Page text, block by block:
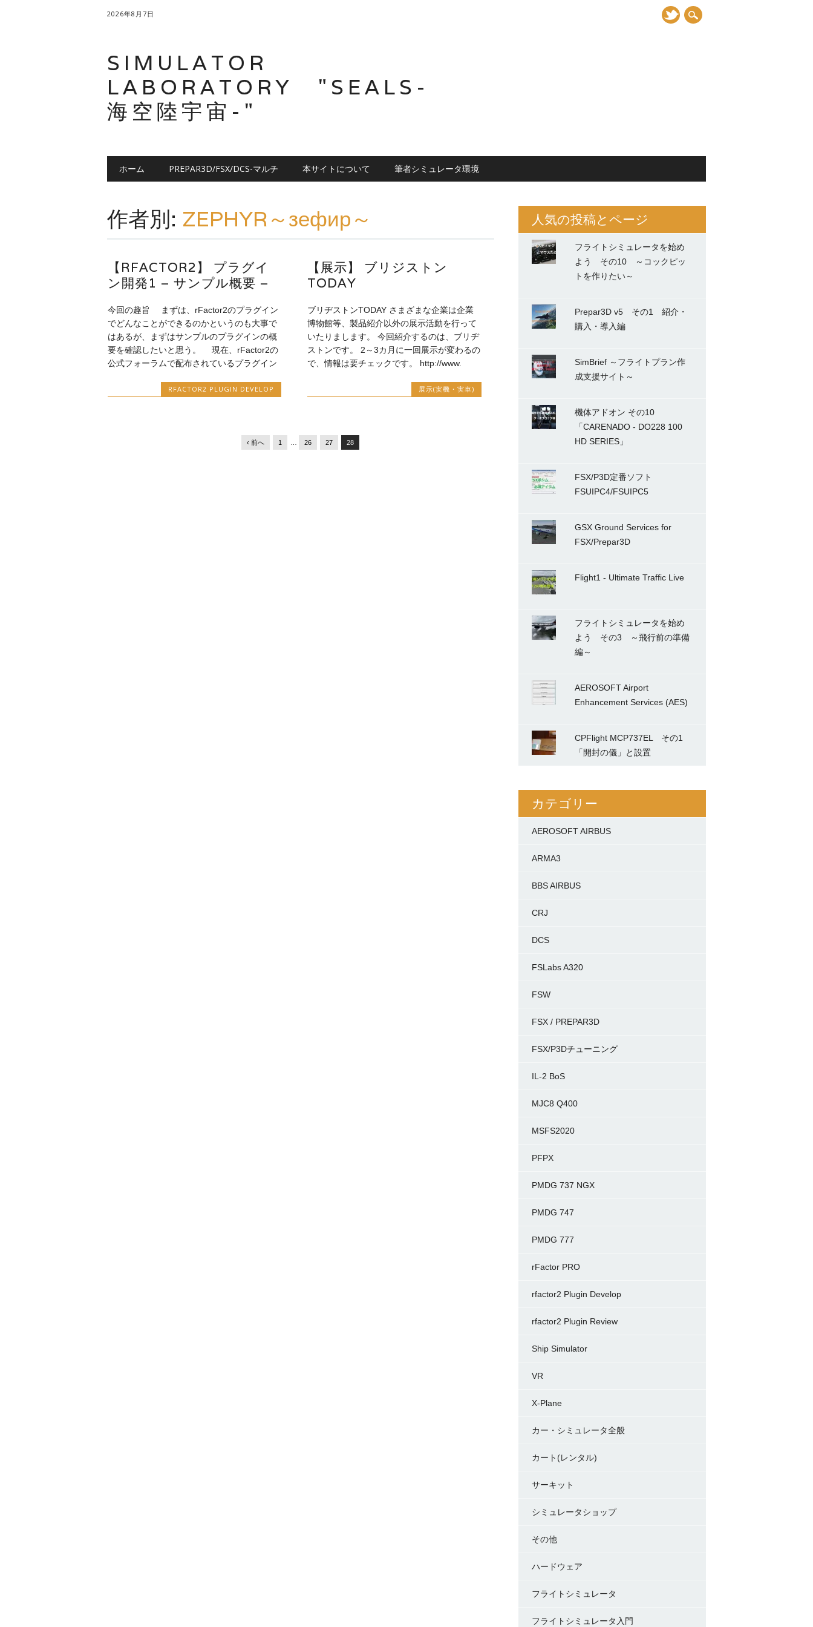
2026年8月7日
SIMULATOR
LABORATORY "SEALS-
海空陸宇宙-"
メインメニュー
ツ
へ
プ
ホーム PREPAR3D/FSX/DCS-マルチ 本サイトについて 筆者シミュレータ環境
作者別: ZEPHYR～зефир～
【RFACTOR2】 プラグイ
ン開発1 – サンプル概要 –
今回の趣旨 まずは、rFactor2のプラグイン
でどんなことができるのかというのも大事で
はあるが、まずはサンプルのプラグインの概
要を確認したいと思う。 現在、rFactor2の
公式フォーラムで配布されているプラグイン
RFACTOR2 PLUGIN DEVELOP
【展示】 ブリジストン
TODAY
ブリヂストンTODAY さまざまな企業は企業
博物館等、製品紹介以外の展示活動を行って
いたりまします。 今回紹介するのは、ブリヂ
ストンです。 2～3カ月に一回展示が変わるの
で、情報は要チェックです。 http://www.
展示(実機・実車)
‹ 前へ 1 26 27 28
人気の投稿とページ
フライトシミュレータを始め
よう その10 ～コックピッ
トを作りたい～
Prepar3D v5 その1 紹介・
購入・導入編
SimBrief ～フライトプラン作
成支援サイト～
機体アドオン その10
「CARENADO - DO228 100
HD SERIES」
FSX/P3D定番ソフト
FSUIPC4/FSUIPC5
GSX Ground Services for
FSX/Prepar3D
Flight1 - Ultimate Traffic Live
フライトシミュレータを始め
よう その3 ～飛行前の準備
編～
AEROSOFT Airport
Enhancement Services (AES)
CPFlight MCP737EL その1
「開封の儀」と設置
カテゴリー
AEROSOFT AIRBUS
ARMA3
BBS AIRBUS
CRJ
DCS
FSLabs A320
FSW
FSX / PREPAR3D
FSX/P3Dチューニング
IL-2 BoS
MJC8 Q400
MSFS2020
PFPX
PMDG 737 NGX
PMDG 747
PMDG 777
rFactor PRO
rfactor2 Plugin Develop
rfactor2 Plugin Review
Ship Simulator
VR
X-Plane
カー・シミュレータ全般
カート(レンタル)
サーキット
シミュレータショップ
その他
ハードウェア
フライトシミュレータ
フライトシミュレータ入門